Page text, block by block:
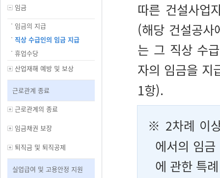
임금
임금의 지급
직상 수급인의 임금 지급
휴업수당
산업재해 예방 및 보상
근로관계 종료
근로관계의 종료
임금채권 보장
퇴직금 및 퇴직공제
실업급여 및 고용안정 지원
따른 건설사업
(해당 건설공사
는 그 직상 수
자의 임금을 지
1항).
※ 2차례 이
에서의 임
에 관한 특